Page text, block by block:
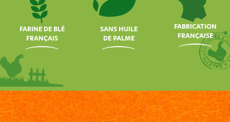
FARINE DE BLÉ
FRANÇAIS
SANS HUILE
DE PALME
FABRICATION
FRANÇAISE